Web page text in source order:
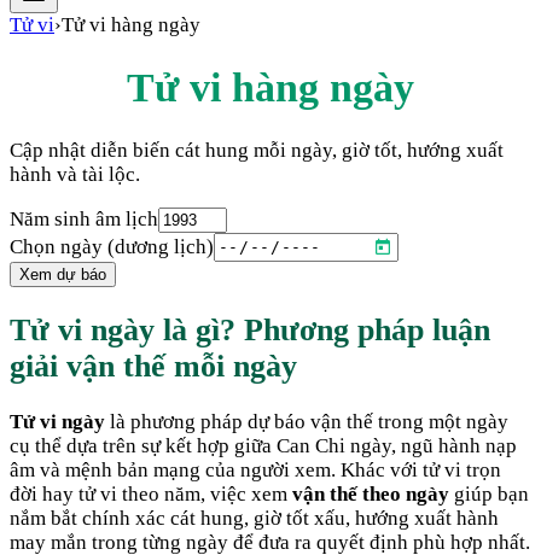
Tử vi›Tử vi hàng ngày
Tử vi hàng ngày
Cập nhật diễn biến cát hung mỗi ngày, giờ tốt, hướng xuất
hành và tài lộc.
Năm sinh âm lịch
Chọn ngày (dương lịch)
Xem dự báo
Tử vi ngày là gì? Phương pháp luận
giải vận thế mỗi ngày
Tử vi ngày là phương pháp dự báo vận thế trong một ngày
cụ thể dựa trên sự kết hợp giữa Can Chi ngày, ngũ hành nạp
âm và mệnh bản mạng của người xem. Khác với tử vi trọn
đời hay tử vi theo năm, việc xem vận thế theo ngày giúp bạn
nắm bắt chính xác cát hung, giờ tốt xấu, hướng xuất hành
may mắn trong từng ngày để đưa ra quyết định phù hợp nhất.